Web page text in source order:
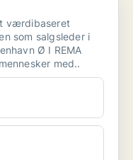
værdibaseret
som salgsleder i
Ø I REMA
med..